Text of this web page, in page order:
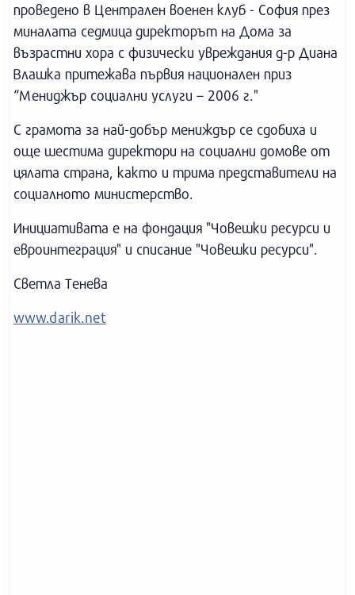
проведено в Централен военен клуб - София през
миналата седмица директорът на Дома за
възрастни хора с физически увреждания д-р Диана
Влашка притежава първия национален приз
“Мениджър социални услуги – 2006 г."
С грамота за най-добър мениждър се сдобиха и
още шестима директори на социални домове от
цялата страна, както и трима представители на
социалното министерство.
Инициативата е на фондация "Човешки ресурси и
евроинтеграция" и списание "Човешки ресурси".
Светла Тенева
www.darik.net